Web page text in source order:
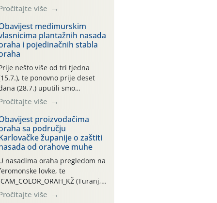
prije zamračivanja u proteklom
smo mjesecu tri puta upućivali
o preventivnim
zaštite krizantema od
uzročnika bolesti,
i fito-fagnih grinja (23.7.,
06.7.)! Na početku ovog
je zabilježeno je
i ekstremno vruće
razdoblje, uz
temperature […]
više
međimurskim
plantažnih nasada
i pojedinačnih stabla
nešto više od tri tjedna
te ponovno prije deset
(28.7.) uputili smo
vlasnicima plantažnih
nasada oraha i pojedinačnih
o početku leta i
potrebi usmjerenog
orahove muhe
completa)! Već
dana traje drugi
“toplinski udar”, koji
naročito izražen zadnja šest
(31.7.-05.8.), jer najviše
zraka svakodnevno
više
proizvođačima
sa području
županije o zaštiti
od orahove muhe
nasadima oraha pregledom na
lovke, te
CAM_COLOR_ORAH_KŽ (Turanj,
zabilježena je mala
više